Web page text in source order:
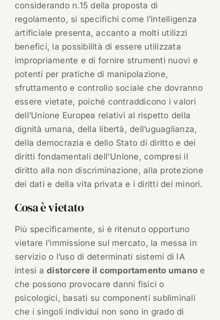
considerando n.15 della proposta di
regolamento, si specifichi come l’intelligenza
artificiale presenta, accanto a molti utilizzi
benefici, la possibilità di essere utilizzata
impropriamente e di fornire strumenti nuovi e
potenti per pratiche di manipolazione,
sfruttamento e controllo sociale che dovranno
essere vietate, poiché contraddicono i valori
dell’Unione Europea relativi al rispetto della
dignità umana, della libertà, dell’uguaglianza,
della democrazia e dello Stato di diritto e dei
diritti fondamentali dell'Unione, compresi il
diritto alla non discriminazione, alla protezione
dei dati e della vita privata e i diritti dei minori.
Cosa è vietato
Più specificamente, si è ritenuto opportuno
vietare l’immissione sul mercato, la messa in
servizio o l’uso di determinati sistemi di IA
intesi adistorcere il comportamento umano e
che possono provocare danni fisici o
psicologici, basati su componenti subliminali
che i singoli individui non sono in grado di